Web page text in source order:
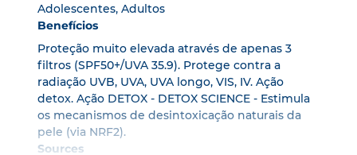
Adolescentes, Adultos
Benefícios
Proteção muito elevada através de apenas 3
filtros (SPF50+/UVA 35.9). Protege contra a
radiação UVB, UVA, UVA longo, VIS, IV. Ação
detox. Ação DETOX - DETOX SCIENCE - Estimula
os mecanismos de desintoxicação naturais da
pele (via NRF2).
Sources